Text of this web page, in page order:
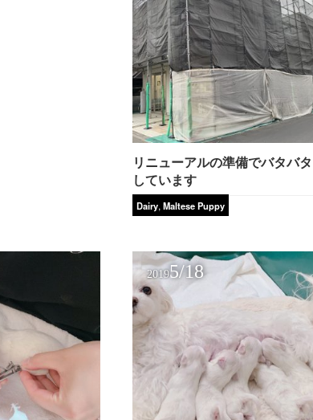
リニューアルの準備でバタバタ
しています
Dairy, Maltese Puppy
20195/18